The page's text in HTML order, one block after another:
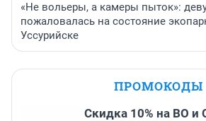
«Не вольеры, а камеры пыток»:
пожаловалась на состояние
Уссурийске
ПРОМОКОДЫ
Скидка 10% на ВО и